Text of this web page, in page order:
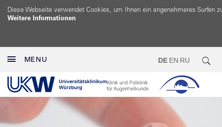
Diese Webseite verwendet Cookies, um Ihnen ein angenehmeres Surfen
Weitere Informationen
MENU DE EN RU